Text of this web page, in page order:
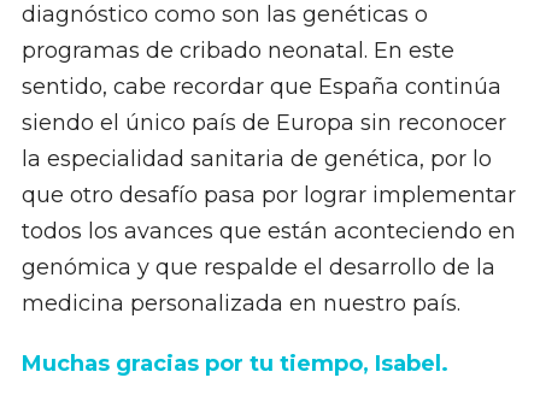
diagnóstico como son las genéticas o
programas de cribado neonatal. En este
sentido, cabe recordar que España continúa
siendo el único país de Europa sin reconocer
la especialidad sanitaria de genética, por lo
que otro desafío pasa por lograr implementar
todos los avances que están aconteciendo en
genómica y que respalde el desarrollo de la
medicina personalizada en nuestro país.
Muchas gracias por tu tiempo, Isabel.